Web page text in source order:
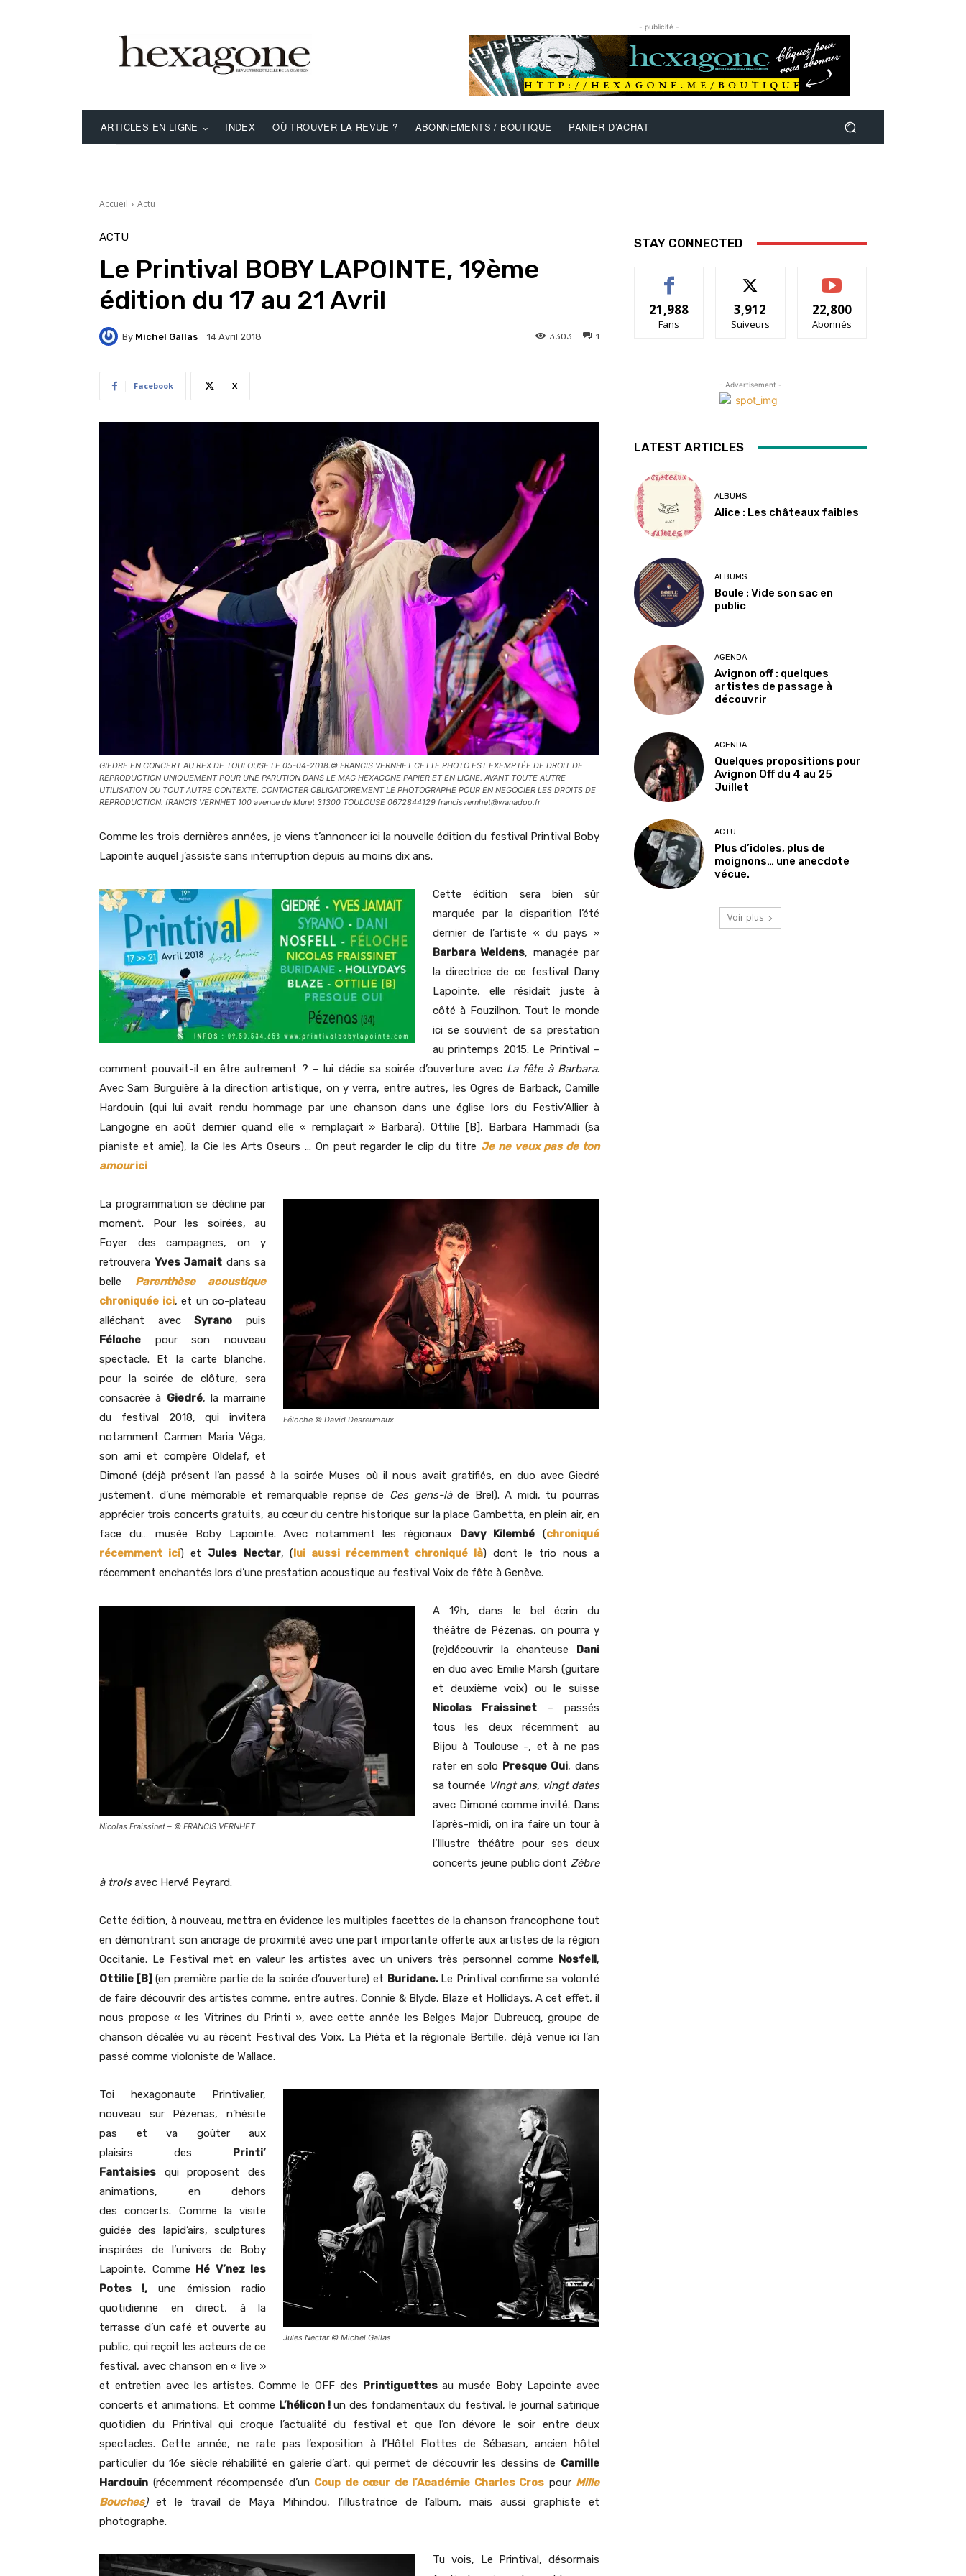
- publicité -
ARTICLES EN LIGNE INDEX OÙ TROUVER LA REVUE ? ABONNEMENTS / BOUTIQUE PANIER D’ACHAT
Accueil Actu
ACTU
Le Printival BOBY LAPOINTE, 19ème
édition du 17 au 21 Avril
By Michel Gallas 14 Avril 2018 1
3303
Facebook X
GIEDRE EN CONCERT AU REX DE TOULOUSE LE 05-04-2018.© FRANCIS VERNHET CETTE PHOTO EST EXEMPTÉE DE DROIT DE
REPRODUCTION UNIQUEMENT POUR UNE PARUTION DANS LE MAG HEXAGONE PAPIER ET EN LIGNE. AVANT TOUTE AUTRE
UTILISATION OU TOUT AUTRE CONTEXTE, CONTACTER OBLIGATOIREMENT LE PHOTOGRAPHE POUR EN NEGOCIER LES DROITS DE
REPRODUCTION. fRANCIS VERNHET 100 avenue de Muret 31300 TOULOUSE 0672844129 francisvernhet@wanadoo.fr
Comme les trois dernières années, je viens t’annoncer ici la nouvelle édition du festival Printival Boby
Lapointe auquel j’assiste sans interruption depuis au moins dix ans.
Cette édition sera bien sûr
marquée par la disparition l’été
dernier de l’artiste « du pays »
Barbara Weldens, managée par
la directrice de ce festival Dany
Lapointe, elle résidait juste à
côté à Fouzilhon. Tout le monde
ici se souvient de sa prestation
au printemps 2015. Le Printival –
comment pouvait-il en être autrement ? – lui dédie sa soirée d’ouverture avec La fête à Barbara.
Avec Sam Burguière à la direction artistique, on y verra, entre autres, les Ogres de Barback, Camille
Hardouin (qui lui avait rendu hommage par une chanson dans une église lors du Festiv’Allier à
Langogne en août dernier quand elle « remplaçait » Barbara), Ottilie [B], Barbara Hammadi (sa
pianiste et amie), la Cie les Arts Oseurs … On peut regarder le clip du titre Je ne veux pas de ton
amourici
Féloche © David Desreumaux
La programmation se décline par
moment. Pour les soirées, au
Foyer des campagnes, on y
retrouvera Yves Jamait dans sa
belle Parenthèse acoustique
chroniquée ici, et un co-plateau
alléchant avecSyrano puis
Féloche pour son nouveau
spectacle. Et la carte blanche,
pour la soirée de clôture, sera
consacrée à Giedré, la marraine
du festival 2018, qui invitera
notamment Carmen Maria Véga,
son ami et compère Oldelaf, et
Dimoné (déjà présent l’an passé à la soirée Muses où il nous avait gratifiés, en duo avec Giedré
justement, d’une mémorable et remarquable reprise de Ces gens-làde Brel). A midi, tu pourras
apprécier trois concerts gratuits, au cœur du centre historique sur la place Gambetta, en plein air, en
face du… musée Boby Lapointe. Avec notamment les régionaux Davy Kilembé (chroniqué
récemment ici) et Jules Nectar, (lui aussi récemment chroniqué là) dont le trio nous a
récemment enchantés lors d’une prestation acoustique au festival Voix de fête à Genève.
Nicolas Fraissinet – © FRANCIS VERNHET
A 19h, dans le bel écrin du
théâtre de Pézenas, on pourra y
(re)découvrir la chanteuse Dani
en duo avec Emilie Marsh (guitare
et deuxième voix) ou le suisse
Nicolas Fraissinet– passés
tous les deux récemment au
Bijou à Toulouse -, et à ne pas
rater en solo Presque Oui, dans
sa tournée Vingt ans, vingt dates
avec Dimoné comme invité. Dans
l’après-midi, on ira faire un tour à
l’Illustre théâtre pour ses deux
concerts jeune public dont Zèbre
à troisavec Hervé Peyrard.
Cette édition, à nouveau, mettra en évidence les multiples facettes de la chanson francophone tout
en démontrant son ancrage de proximité avec une part importante offerte aux artistes de la région
Occitanie. Le Festival met en valeur les artistes avec un univers très personnel comme Nosfell,
Ottilie [B] (en première partie de la soirée d’ouverture) et Buridane. Le Printival confirme sa volonté
de faire découvrir des artistes comme, entre autres, Connie & Blyde, Blaze et Hollidays. A cet effet, il
nous propose « les Vitrines du Printi », avec cette année les Belges Major Dubreucq, groupe de
chanson décalée vu au récent Festival des Voix, La Piéta et la régionale Bertille, déjà venue ici l’an
passé comme violoniste de Wallace.
Jules Nectar © Michel Gallas
Toi hexagonaute Printivalier,
nouveau sur Pézenas, n’hésite
pas et va goûter aux
plaisirs des Printi’
Fantaisies qui
proposent des
animations, en dehors
des concerts. Comme la visite
guidée des lapid’airs, sculptures
inspirées de l’univers de Boby
Lapointe. Comme Hé V’nez les
Potes !, une émission radio
quotidienne en direct, à la
terrasse d’un café et ouverte au
public, qui reçoit les acteurs de ce
festival, avec chanson en « live »
et entretien avec les artistes. Comme le OFF des Printiguettes au musée Boby Lapointe avec
concerts et animations. Et comme L’hélicon !un des fondamentaux du festival, le journal satirique
quotidien du Printival qui croque l’actualité du festival et que l’on dévore le soir entre deux
spectacles. Cette année, ne rate pas l’exposition à l’Hôtel Flottes de Sébasan, ancien hôtel
particulier du 16e siècle réhabilité en galerie d’art, qui permet de découvrir les dessins de Camille
Hardouin (récemment récompensée d’un Coup de cœur de l’Académie Charles Cros pour Mille
Bouches)et le travail de Maya Mihindou, l’illustratrice de l’album, mais aussi graphiste et
photographe.
Tu vois, Le Printival, désormais
STAY CONNECTED
21,988
Fans
3,912
Suiveurs
22,800
Abonnés
- Advertisement -
LATEST ARTICLES
ALBUMS
Alice : Les châteaux faibles
ALBUMS
Boule : Vide son sac en
public
AGENDA
Avignon off : quelques
artistes de passage à
découvrir
AGENDA
Quelques propositions pour
Avignon Off du 4 au 25
Juillet
ACTU
Plus d’idoles, plus de
moignons… une anecdote
vécue.
Voir plus